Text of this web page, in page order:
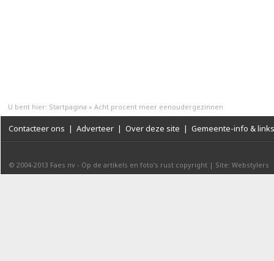
U bent hier: Startpagina » Acht procent meer eenoudergezinnen
Contacteer ons | Adverteer | Over deze site | Gemeente-info & links
© 2004-2013 Faes nv - Op de artikels en foto’s rust copyright | Site: Webstylers